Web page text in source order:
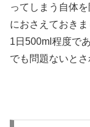
ってしまう自体
におさえておきま
1日500ml程度で
でも問題ないとさ